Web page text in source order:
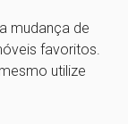
mudança de
favoritos.
utilize